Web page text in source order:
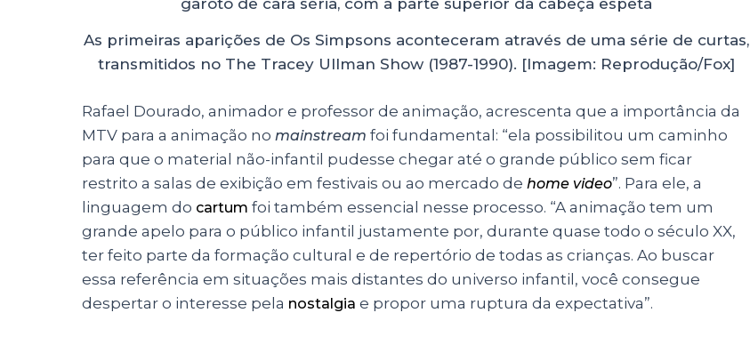
As primeiras aparições de Os Simpsons aconteceram através de uma série de curtas,
transmitidos no The Tracey Ullman Show (1987-1990). [Imagem: Reprodução/Fox]
Rafael Dourado, animador e professor de animação, acrescenta que a importância da
MTV para a animação no mainstream foi fundamental: “ela possibilitou um caminho
para que o material não-infantil pudesse chegar até o grande público sem ficar
restrito a salas de exibição em festivais ou ao mercado de home video”. Para ele, a
linguagem do cartum foi também essencial nesse processo. “A animação tem um
grande apelo para o público infantil justamente por, durante quase todo o século XX,
ter feito parte da formação cultural e de repertório de todas as crianças. Ao buscar
essa referência em situações mais distantes do universo infantil, você consegue
despertar o interesse pela nostalgia e propor uma ruptura da expectativa”.